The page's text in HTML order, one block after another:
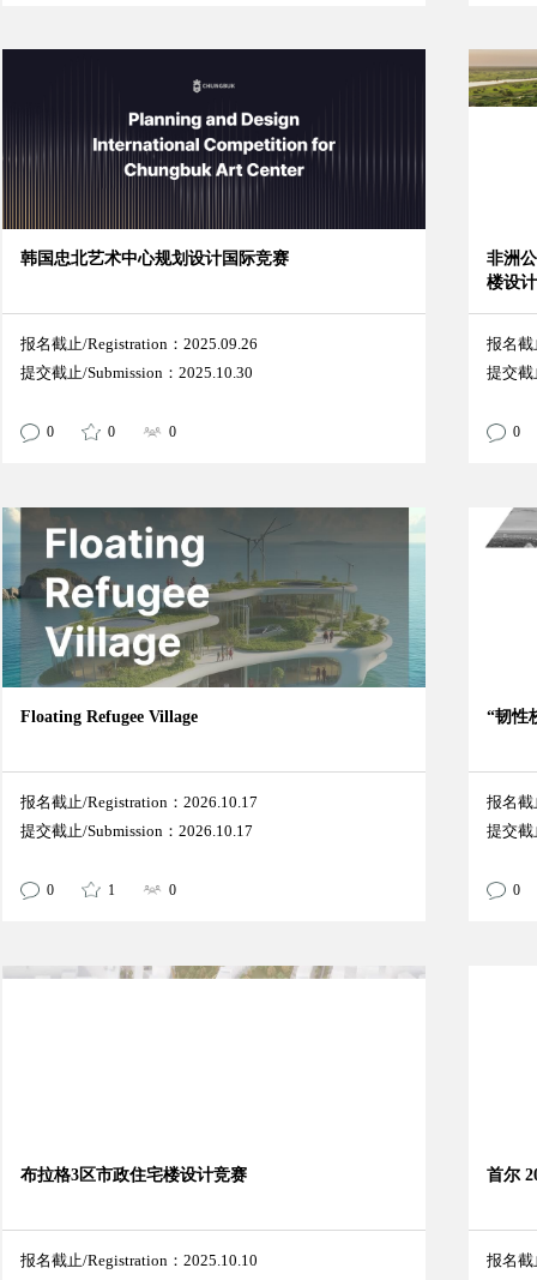
韩国忠北艺术中心规划设计国际竞赛
报名截止/Registration：2025.09.26
提交截止/Submission：2025.10.30
0 0 0
非洲
楼设
报名截
提交截
0
Floating Refugee Village
报名截止/Registration：2026.10.17
提交截止/Submission：2026.10.17
0 1 0
“韧性
报名截
提交截
0
布拉格3区市政住宅楼设计竞赛
报名截止/Registration：2025.10.10
首尔
报名截